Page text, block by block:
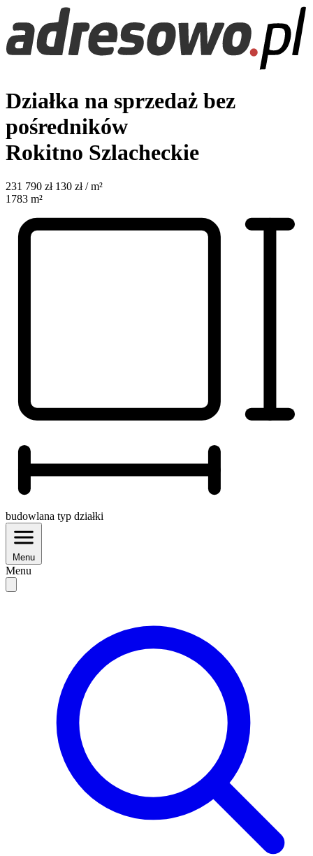
Działka na sprzedaż bez
pośredników
Rokitno Szlacheckie
231 790 zł 130 zł / m²
1783 m²
budowlana typ działki
Menu
Menu